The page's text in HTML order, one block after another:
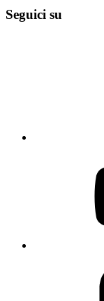
Seguici su